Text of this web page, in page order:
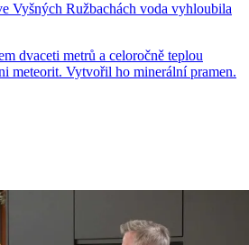
Vyšných Ružbachách voda vyhloubila
dvaceti metrů a celoročně teplou
meteorit. Vytvořil ho minerální pramen.